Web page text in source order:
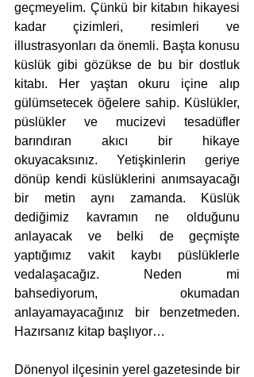
geçmeyelim. Çünkü bir kitabın hikayesi
kadar çizimleri, resimleri ve
illustrasyonları da önemli. Başta konusu
küslük gibi gözükse de bu bir dostluk
kitabı. Her yaştan okuru içine alıp
gülümsetecek öğelere sahip. Küslükler,
püslükler ve mucizevi tesadüfler
barındıran akıcı bir hikaye
okuyacaksınız. Yetişkinlerin geriye
dönüp kendi küslüklerini anımsayacağı
bir metin aynı zamanda. Küslük
dediğimiz kavramın ne olduğunu
anlayacak ve belki de geçmişte
yaptığımız vakit kaybı püslüklerle
vedalaşacağız. Neden mi
bahsediyorum, okumadan
anlayamayacağınız bir benzetmeden.
Hazırsanız kitap başlıyor…
Dönenyol ilçesinin yerel gazetesinde bir